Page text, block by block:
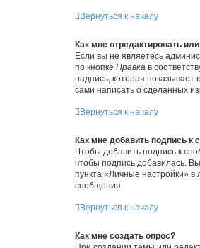
Вернуться к началу
Как мне отредактировать
Если вы не являетесь
по кнопке Правка в
надпись, которая показывает
сами написать о сделанных
Вернуться к началу
Как мне добавить подпись к
Чтобы добавить подпись к
чтобы подпись добавилась.
пункта «Личные настройки»
сообщения.
Вернуться к началу
Как мне создать опрос?